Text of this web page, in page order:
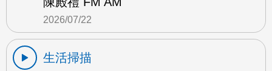
2026/07/22
生活掃描